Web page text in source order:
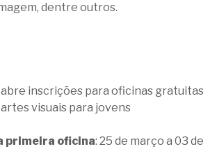
dentre outros.
abre inscrições para oficinas gratuitas
visuais para jovens
primeira oficina: 25 de março a 03 de